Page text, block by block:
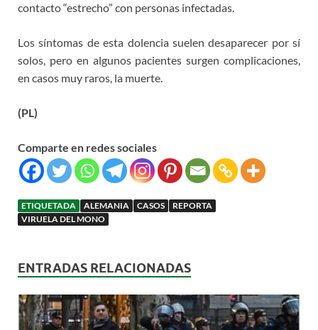
contacto “estrecho” con personas infectadas.
Los síntomas de esta dolencia suelen desaparecer por sí
solos, pero en algunos pacientes surgen complicaciones,
en casos muy raros, la muerte.
(PL)
Comparte en redes sociales
ETIQUETADA ALEMANIA CASOS
REPORTA
VIRUELA DEL MONO
ENTRADAS RELACIONADAS